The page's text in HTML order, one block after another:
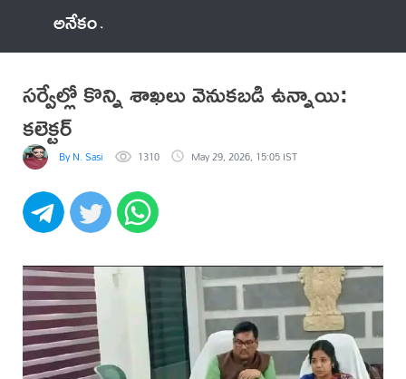
అనేకం
సర్వేల్లో కొన్ని శాఖలు వెనుకబడి ఉన్నాయి:
కలెక్టర్
By N. Sasi 1310 May 29, 2026, 15:05 IST